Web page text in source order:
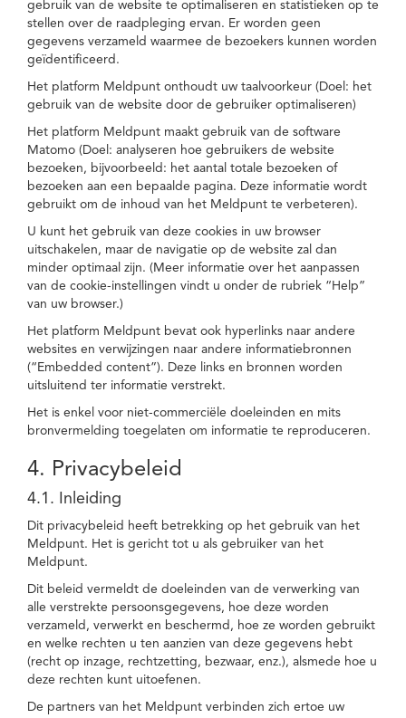
gebruik van de website te optimaliseren en statistieken op te
stellen over de raadpleging ervan. Er worden geen
gegevens verzameld waarmee de bezoekers kunnen worden
geïdentificeerd.
Het platform Meldpunt onthoudt uw taalvoorkeur (Doel: het
gebruik van de website door de gebruiker optimaliseren)
Het platform Meldpunt maakt gebruik van de software
Matomo (Doel: analyseren hoe gebruikers de website
bezoeken, bijvoorbeeld: het aantal totale bezoeken of
bezoeken aan een bepaalde pagina. Deze informatie wordt
gebruikt om de inhoud van het Meldpunt te verbeteren).
U kunt het gebruik van deze cookies in uw browser
uitschakelen, maar de navigatie op de website zal dan
minder optimaal zijn. (Meer informatie over het aanpassen
van de cookie-instellingen vindt u onder de rubriek “Help”
van uw browser.)
Het platform Meldpunt bevat ook hyperlinks naar andere
websites en verwijzingen naar andere informatiebronnen
(“Embedded content”). Deze links en bronnen worden
uitsluitend ter informatie verstrekt.
Het is enkel voor niet-commerciële doeleinden en mits
bronvermelding toegelaten om informatie te reproduceren.
4. Privacybeleid
4.1. Inleiding
Dit privacybeleid heeft betrekking op het gebruik van het
Meldpunt. Het is gericht tot u als gebruiker van het
Meldpunt.
Dit beleid vermeldt de doeleinden van de verwerking van
alle verstrekte persoonsgegevens, hoe deze worden
verzameld, verwerkt en beschermd, hoe ze worden gebruikt
en welke rechten u ten aanzien van deze gegevens hebt
(recht op inzage, rechtzetting, bezwaar, enz.), alsmede hoe u
deze rechten kunt uitoefenen.
De partners van het Meldpunt verbinden zich ertoe uw